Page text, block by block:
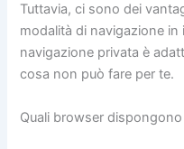
Tuttavia, ci sono dei
modalità di navigazione in
navigazione privata è
cosa non può fare per te.
Quali browser